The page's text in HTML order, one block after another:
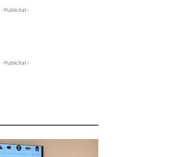
-Publicitat-
-Publicitat-